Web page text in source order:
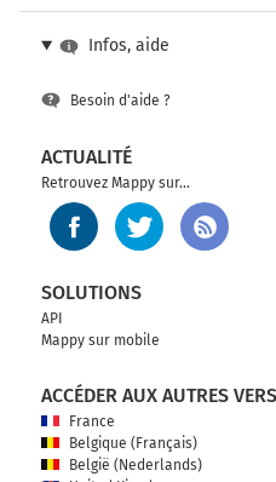
Infos, aide
Besoin d'aide ?
ACTUALITÉ
Retrouvez Mappy sur...
SOLUTIONS
API
Mappy sur mobile
ACCÉDER AUX AUTRES
France
Belgique (Français)
België (Nederlands)